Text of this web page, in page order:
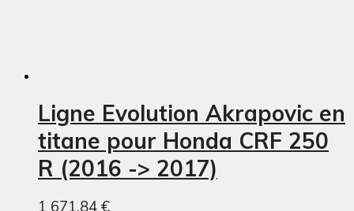
Ligne Evolution Akrapovic en
titane pour Honda CRF 250
R (2016 -> 2017)
1 671,84 €